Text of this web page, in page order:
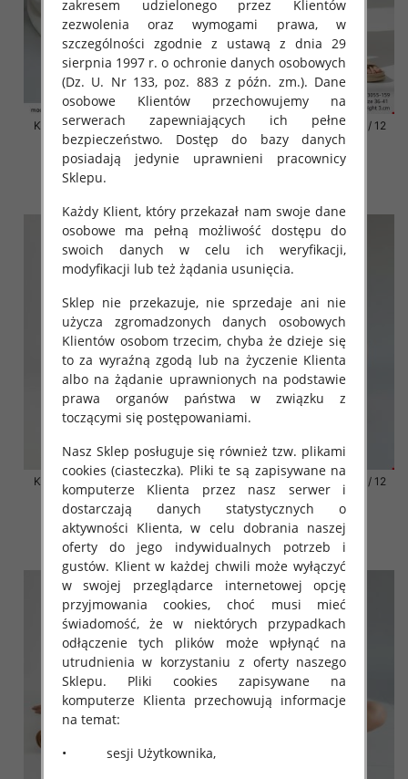
Klapki damskie Roz 36-42 / 12
par
41.00 zł
szczegóły
Klapki damskie Roz 36-42 / 12
par
41.00 zł
Klapki damskie Roz 36-42 / 12
par
41.00 zł
szczegóły
Klapki damskie Roz 36-42 / 12
par
41.00 zł
szczegóły
zakresem udzielonego przez Klientów
zezwolenia oraz wymogami prawa, w
szczególności zgodnie z ustawą z dnia 29
sierpnia 1997 r. o ochronie danych osobowych
(Dz. U. Nr 133, poz. 883 z późn. zm.). Dane
osobowe Klientów przechowujemy na
serwerach zapewniających ich pełne
bezpieczeństwo. Dostęp do bazy danych
posiadają jedynie uprawnieni pracownicy
Sklepu.
Każdy Klient, który przekazał nam swoje dane
osobowe ma pełną możliwość dostępu do
swoich danych w celu ich weryfikacji,
modyfikacji lub też żądania usunięcia.
Sklep nie przekazuje, nie sprzedaje ani nie
użycza zgromadzonych danych osobowych
Klientów osobom trzecim, chyba że dzieje się
to za wyraźną zgodą lub na życzenie Klienta
albo na żądanie uprawnionych na podstawie
prawa organów państwa w związku z
toczącymi się postępowaniami.
Nasz Sklep posługuje się również tzw. plikami
cookies (ciasteczka). Pliki te są zapisywane na
komputerze Klienta przez nasz serwer i
dostarczają danych statystycznych o
aktywności Klienta, w celu dobrania naszej
oferty do jego indywidualnych potrzeb i
gustów. Klient w każdej chwili może wyłączyć
w swojej przeglądarce internetowej opcję
przyjmowania cookies, choć musi mieć
świadomość, że w niektórych przypadkach
odłączenie tych plików może wpłynąć na
utrudnienia w korzystaniu z oferty naszego
Sklepu. Pliki cookies zapisywane na
komputerze Klienta przechowują informacje
na temat:
• sesji Użytkownika,